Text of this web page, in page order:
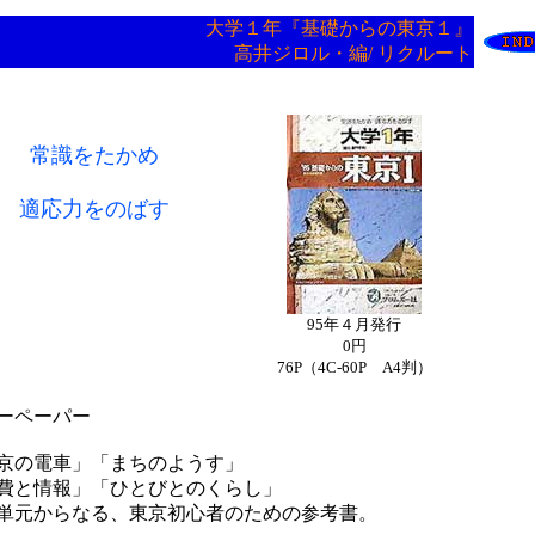
大学１年『基礎からの東京１』
高井ジロル・編/ リクルート
常識をたかめ
適応力をのばす
95年４月発行
0円
76P（4C-60P A4判）
ペーパー
の電車」「まちのようす」
と情報」「ひとびとのくらし」
元からなる、東京初心者のための参考書。